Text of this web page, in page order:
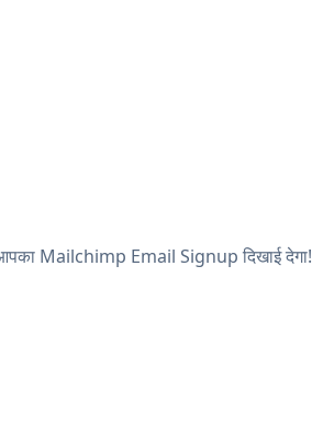
Mailchimp Email Signup दिखाई देगा!